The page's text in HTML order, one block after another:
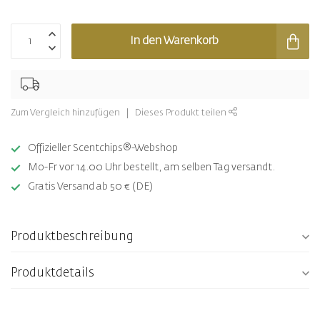
In den Warenkorb
Zum Vergleich hinzufügen Dieses Produkt teilen
Offizieller Scentchips®-Webshop
Mo-Fr vor 14.00 Uhr bestellt, am selben Tag versandt.
Gratis Versand ab 50 € (DE)
Produktbeschreibung
Produktdetails